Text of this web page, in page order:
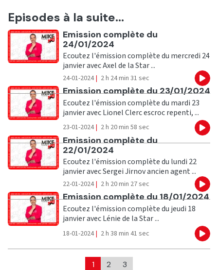
Episodes à la suite...
Ecouter
Emission complète du
24/01/2024
Ecoutez l'émission complète du mercredi 24
janvier avec Axel de la Star ...
24-01-2024 | 2 h 24 min 31 sec
Ecouter
Emission complète du 23/01/2024
Ecoutez l'émission complète du mardi 23
janvier avec Lionel Clerc escroc repenti, ...
23-01-2024 | 2 h 20 min 58 sec
Ecouter
Emission complète du
22/01/2024
Ecoutez l'émission complète du lundi 22
janvier avec Sergei Jirnov ancien agent ...
22-01-2024 | 2 h 20 min 27 sec
Ecouter
Emission complète du 18/01/2024
Ecoutez l'émission complète du jeudi 18
janvier avec Lénie de la Star ...
18-01-2024 | 2 h 38 min 41 sec
1 2 3